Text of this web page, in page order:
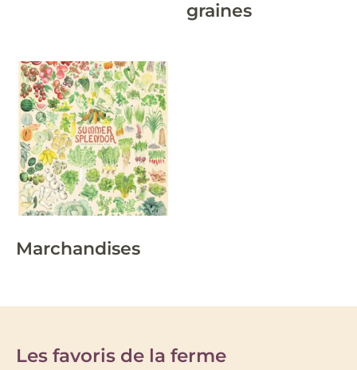
graines
Marchandises
Les favoris de la ferme